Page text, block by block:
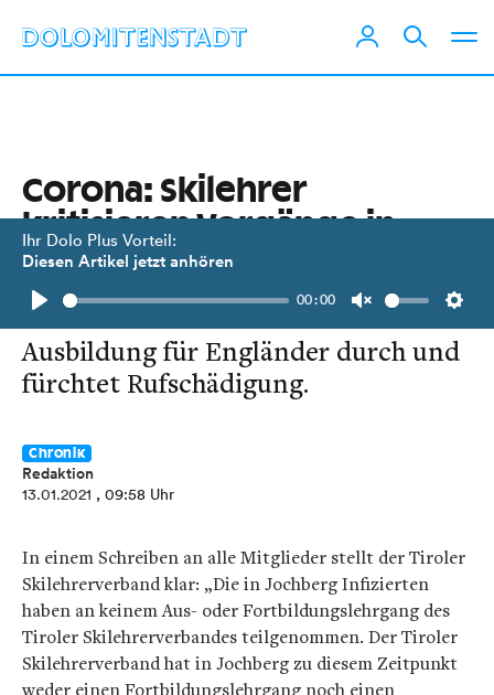
Ihr Dolo Plus Vorteil:
Diesen Artikel jetzt anhören
Play
00:00
Unmute
Corona: Skilehrer
kritisieren Vorgänge in
Jochberg
Der Tiroler Verband führte keine
Ausbildung für Engländer durch und
fürchtet Rufschädigung.
Chronik
Redaktion
13.01.2021 , 09:58 Uhr
In einem Schreiben an alle Mitglieder stellt der Tiroler
Skilehrerverband klar: „Die in Jochberg Infizierten
haben an keinem Aus- oder Fortbildungslehrgang des
Tiroler Skilehrerverbandes teilgenommen. Der Tiroler
Skilehrerverband hat in Jochberg zu diesem Zeitpunkt
weder einen Fortbildungslehrgang noch einen